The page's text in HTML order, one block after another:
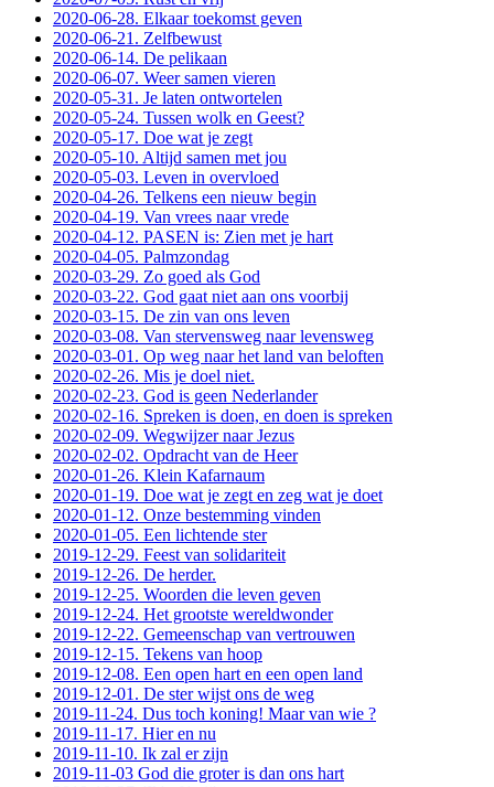
2020-06-28. Elkaar toekomst geven
2020-06-21. Zelfbewust
2020-06-14. De pelikaan
2020-06-07. Weer samen vieren
2020-05-31. Je laten ontwortelen
2020-05-24. Tussen wolk en Geest?
2020-05-17. Doe wat je zegt
2020-05-10. Altijd samen met jou
2020-05-03. Leven in overvloed
2020-04-26. Telkens een nieuw begin
2020-04-19. Van vrees naar vrede
2020-04-12. PASEN is: Zien met je hart
2020-04-05. Palmzondag
2020-03-29. Zo goed als God
2020-03-22. God gaat niet aan ons voorbij
2020-03-15. De zin van ons leven
2020-03-08. Van stervensweg naar levensweg
2020-03-01. Op weg naar het land van beloften
2020-02-26. Mis je doel niet.
2020-02-23. God is geen Nederlander
2020-02-16. Spreken is doen, en doen is spreken
2020-02-09. Wegwijzer naar Jezus
2020-02-02. Opdracht van de Heer
2020-01-26. Klein Kafarnaum
2020-01-19. Doe wat je zegt en zeg wat je doet
2020-01-12. Onze bestemming vinden
2020-01-05. Een lichtende ster
2019-12-29. Feest van solidariteit
2019-12-26. De herder.
2019-12-25. Woorden die leven geven
2019-12-24. Het grootste wereldwonder
2019-12-22. Gemeenschap van vertrouwen
2019-12-15. Tekens van hoop
2019-12-08. Een open hart en een open land
2019-12-01. De ster wijst ons de weg
2019-11-24. Dus toch koning! Maar van wie ?
2019-11-17. Hier en nu
2019-11-10. Ik zal er zijn
2019-11-03 God die groter is dan ons hart